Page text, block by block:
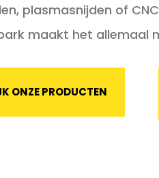
plasmasnijden of
maakt het allemaal
ONZE PRODUCTEN